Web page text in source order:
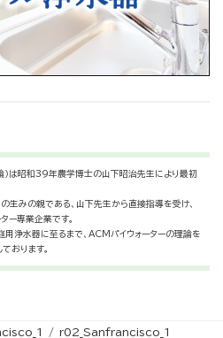
）は昭和39年農学博士の山下昭治先生により最初
生みの親である、山下先生から直接指導を受け、
ー専業企業です。
用浄水器に至るまで、ACMパイウォーターの理論を
おります。
r02_Sanfrancisco_1